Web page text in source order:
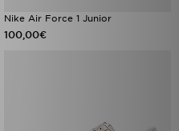
Nike Air Force 1 Junior
100,00€